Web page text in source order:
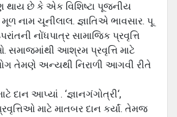
થાય છે કે એક વિશિષ્ટા પૂજનીય
મૂળ નામ ચૂનીલાલ. જ્ઞાતિએ ભાવસાર. પૂ.
નોંધપાત્ર સામાજિક પ્રવૃત્તિ
સમાજમાંથી આશ્રમ પ્રવૃત્તિ માટે
તેમણે અન્યથી નિરાળી આગવી રીતે
દાન આપ્યાં . ‘જ્ઞાનગંગોત્રી‘,
માટે માતબર દાન કર્યાં. તેમજ